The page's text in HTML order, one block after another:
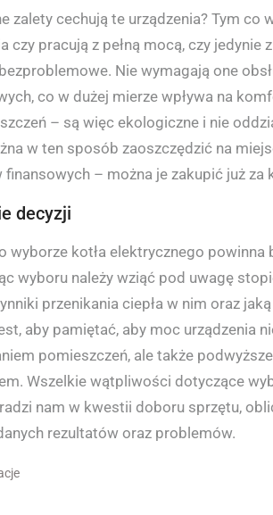
zalety cechują te urządzenia? Tym co
czy pracują z pełną mocą, czy
Nie wymagają one
co w dużej mierze wpływa na
– są więc ekologiczne i nie
w ten sposób zaoszczędzić na
– można je zakupić już za
decyzji
wyborze kotła elektrycznego
wyboru należy wziąć pod uwagę
przenikania ciepła w nim oraz
aby pamiętać, aby moc urządzenia
pomieszczeń, ale także
Wszelkie wątpliwości dotyczące
nam w kwestii doboru sprzętu,
rezultatów oraz problemów.